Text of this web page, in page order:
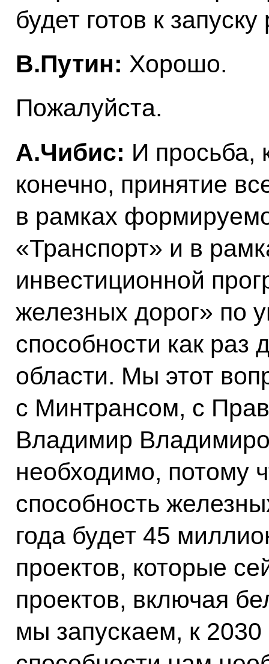
будет готов к
В.Путин: Хорошо.
Пожалуйста.
А.Чибис: И просьба,
конечно, принятие
в рамках
«Транспорт» и в
инвестиционной
железных дорог» по
способности как раз
области. Мы этот
с Минтрансом, с
Владимир
необходимо, потому
способность
года будет 45
проектов, которые
проектов, включая
мы запускаем, к